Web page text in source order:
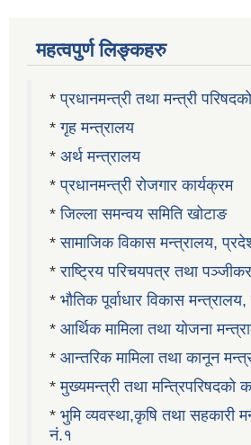
महत्वपुर्ण लिङ्कहरु
*प्रधानमन्त्री तथा मन्त्री
*गृह मन्त्रालय
* अर्थ मन्त्रालय
*प्रधानमन्त्री रोजगार कार्यक्रम
*जिल्ला समन्वय समिति खोटाङ
*सामाजिक विकास मन्त्रालय,
*राष्ट्रिय परिचयपत्र तथा
* भौतिक पूर्वाधार विकास
* आर्थिक मामिला तथा योजना
* आन्तरिक मामिला तथा कानून
*मुख्यमन्त्री तथा मन्त्रिपरिषदको
* भुमि व्यवस्था,कृषि तथा सहकारी
नं.१